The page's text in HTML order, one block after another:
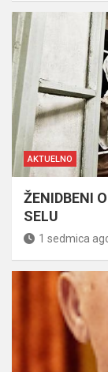
AKTUELNO
ŽENIDBENI
SELU
1 sedmica